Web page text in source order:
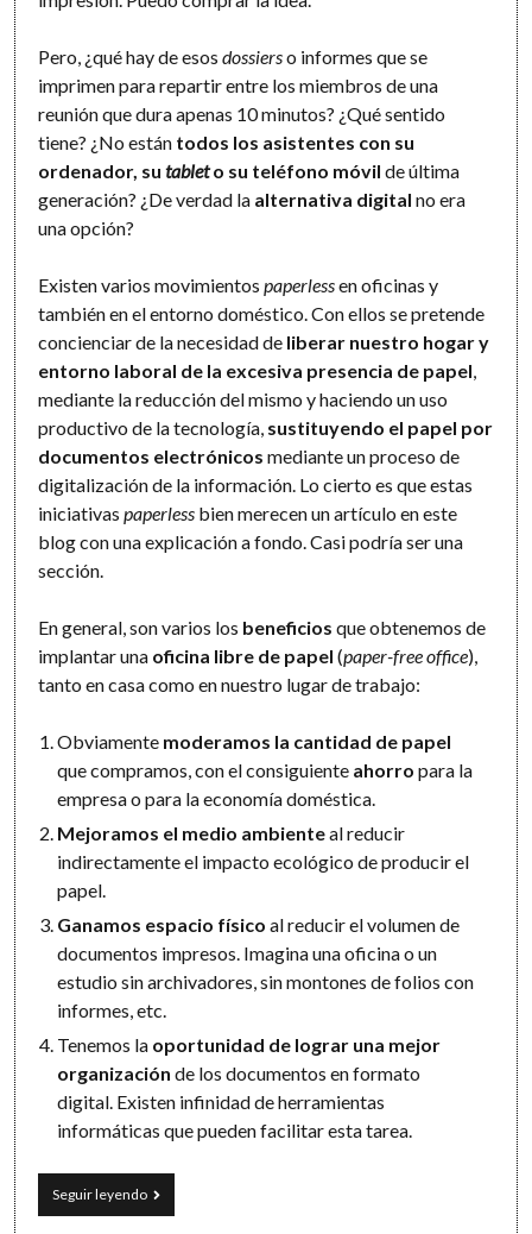
Pero, ¿qué hay de esosdossierso informes que se
imprimen para repartir entre los miembros de una
reunión que dura apenas 10 minutos? ¿Qué sentido
tiene? ¿No están todos los asistentes con su
ordenador, sutableto su teléfono móvil de última
generación? ¿De verdad la alternativa digital no era
una opción?
Existen varios movimientospaperlessen oficinas y
también en el entorno doméstico. Con ellos se pretende
concienciar de la necesidad de liberar nuestro hogar y
entorno laboral de la excesiva presencia de papel
mediante la reducción del mismo y haciendo un uso
productivo de la tecnología, sustituyendo el papel por
documentos electrónicos mediante un proceso de
digitalización de la información. Lo cierto es que estas
iniciativaspaperless bien merecen un artículo en este
blog con una explicación a fondo. Casi podría ser una
sección.
En general, son varios los beneficios que obtenemos de
implantar una oficina libre de papel (paper-free office),
tanto en casa como en nuestro lugar de trabajo:
Obviamente moderamos la cantidad de papel
que compramos, con el consiguiente ahorro para la
empresa o para la economía doméstica.
Mejoramos el medio ambienteal reducir
indirectamente el impacto ecológico de producir el
papel.
Ganamos espacio físico al reducir el volumen de
documentos impresos. Imagina una oficina o un
estudio sin archivadores, sin montones de folios con
informes, etc.
Tenemos la oportunidad de lograr una mejor
organización de los documentos en formato
digital. Existen infinidad de herramientas
informáticas que pueden facilitar esta tarea.
Seguir leyendoUn
escáner